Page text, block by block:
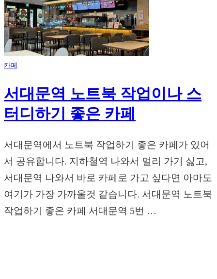
카페
서대문역 노트북 작업이나 스
터디하기 좋은 카페
서대문역에서 노트북 작업하기 좋은 카페가 있어
서 공유합니다. 지하철역 나와서 멀리 가기 싫고,
서대문역 나와서 바로 카페로 가고 싶다면 아마도
여기가 가장 가까울것 같습니다. 서대문역 노트북
작업하기 좋은 카페 서대문역 5번 …